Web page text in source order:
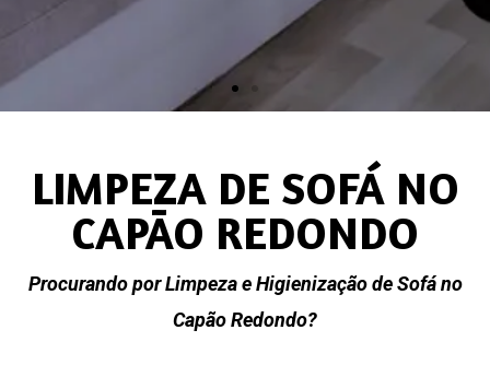
LIMPEZA DE SOFÁ NO
CAPÃO REDONDO
Procurando por Limpeza e Higienização de Sofá no
Capão Redondo?